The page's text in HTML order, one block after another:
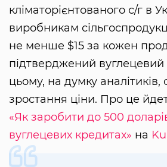
кліматорієнтованого с/г в
виробникам
не менше $15 за кожен
підтверджений
цьому, на думку аналітиків,
зростання ціни. Про це
«Як заробити до 500
вуглецевих кредитах» на